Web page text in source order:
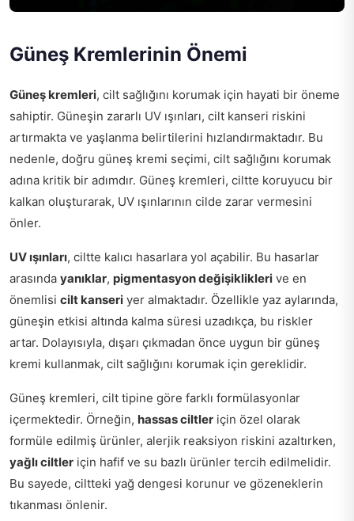
Güneş Kremlerinin Önemi
Güneş kremleri, cilt sağlığını korumak için hayati bir öneme
sahiptir. Güneşin zararlı UV ışınları, cilt kanseri riskini
artırmakta ve yaşlanma belirtilerini hızlandırmaktadır. Bu
nedenle, doğru güneş kremi seçimi, cilt sağlığını korumak
adına kritik bir adımdır. Güneş kremleri, ciltte koruyucu bir
kalkan oluşturarak, UV ışınlarının cilde zarar vermesini
önler.
UV ışınları, ciltte kalıcı hasarlara yol açabilir. Bu hasarlar
arasında yanıklar, pigmentasyon değişiklikleri ve en
önemlisi cilt kanseri yer almaktadır. Özellikle yaz aylarında,
güneşin etkisi altında kalma süresi uzadıkça, bu riskler
artar. Dolayısıyla, dışarı çıkmadan önce uygun bir güneş
kremi kullanmak, cilt sağlığını korumak için gereklidir.
Güneş kremleri, cilt tipine göre farklı formülasyonlar
içermektedir. Örneğin, hassas ciltler için özel olarak
formüle edilmiş ürünler, alerjik reaksiyon riskini azaltırken,
yağlı ciltler için hafif ve su bazlı ürünler tercih edilmelidir.
Bu sayede, ciltteki yağ dengesi korunur ve gözeneklerin
tıkanması önlenir.